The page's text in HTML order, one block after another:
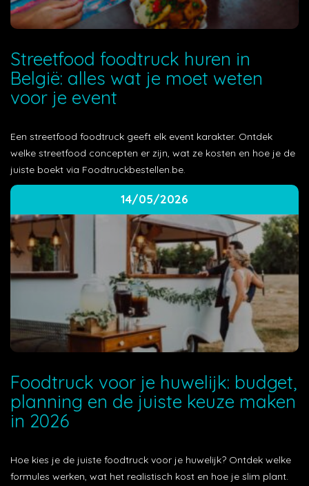
Streetfood foodtruck huren in
België: alles wat je moet weten
voor je event
Een streetfood foodtruck geeft elk event karakter. Ontdek
welke streetfood concepten er zijn, wat ze kosten en hoe je de
juiste boekt via Foodtruckbestellen.be.
14/05/2026
Foodtruck voor je huwelijk: budget,
planning en de juiste keuze maken
in 2026
Hoe kies je de juiste foodtruck voor je huwelijk? Ontdek welke
formules werken, wat het realistisch kost en hoe je slim plant.